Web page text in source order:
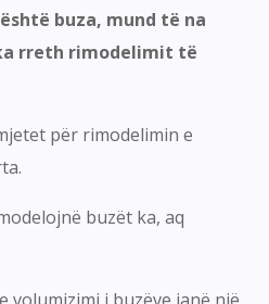
buza, mund të na
rreth rimodelimit të
për rimodelimin e
buzët ka, aq